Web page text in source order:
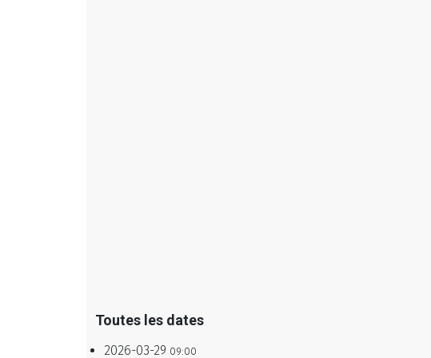
Toutes les dates
2026-03-29 09:00